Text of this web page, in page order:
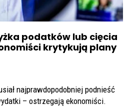
podatków lub cięcia
krytykują plany
najprawdopodobniej podnieść
– ostrzegają ekonomiści.